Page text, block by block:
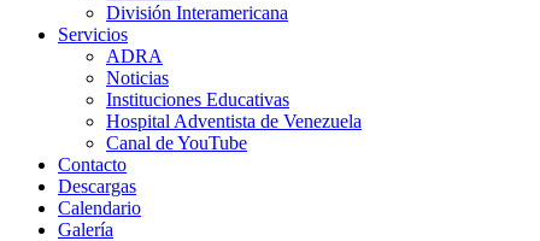
División Interamericana
Servicios
ADRA
Noticias
Instituciones Educativas
Hospital Adventista de Venezuela
Canal de YouTube
Contacto
Descargas
Calendario
Galería